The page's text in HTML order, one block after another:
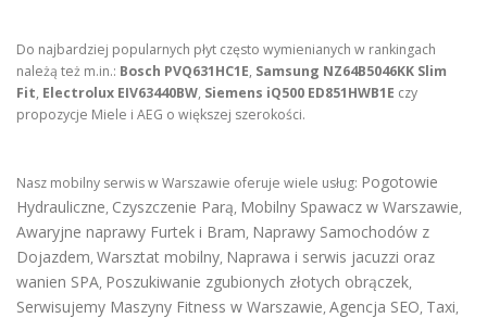
Do najbardziej popularnych płyt często wymienianych w rankingach
należą też m.in.: Bosch PVQ631HC1E, Samsung NZ64B5046KK Slim
Fit, Electrolux EIV63440BW, Siemens iQ500 ED851HWB1E czy
propozycje Miele i AEG o większej szerokości.
Nasz mobilny serwis w Warszawie oferuje wiele usług: Pogotowie
Hydrauliczne, Czyszczenie Parą, Mobilny Spawacz w Warszawie,
Awaryjne naprawy Furtek i Bram, Naprawy Samochodów z
Dojazdem, Warsztat mobilny, Naprawa i serwis jacuzzi oraz
wanien SPA, Poszukiwanie zgubionych złotych obrączek,
Serwisujemy Maszyny Fitness w Warszawie, Agencja SEO, Taxi,